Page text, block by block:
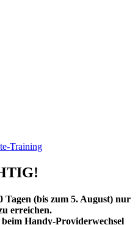
Training
Tagen (bis zum 5. August) nur
erreichen.
Handy-Providerwechsel